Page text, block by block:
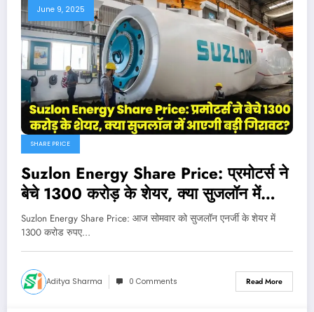
June 9, 2025
SHARE PRICE
Suzlon Energy Share Price: प्रमोटर्स ने
बेचे 1300 करोड़ के शेयर, क्या सुजलॉन में
आएगी बड़ी गिरावट?
Suzlon Energy Share Price: आज सोमवार को सुजलॉन एनर्जी के शेयर में
1300 करोड रुपए…
Aditya Sharma 0 Comments Read More